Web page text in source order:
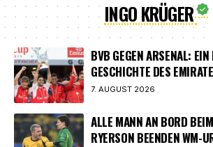
INGO KRÜGER
BVB GEGEN ARSENAL:
GESCHICHTE DES
7. AUGUST 2026
ALLE MANN AN BORD
RYERSON BEENDEN WM-